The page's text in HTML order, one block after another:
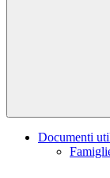
Documenti